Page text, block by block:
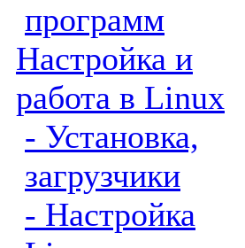
программ
Настройка и
работа в Linux
- Установка,
загрузчики
- Настройка